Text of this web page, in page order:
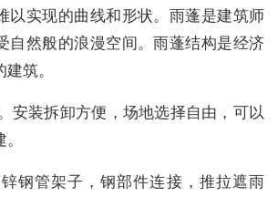
以实现的曲线和形状。雨蓬是建筑师
自然般的浪漫空间。雨蓬结构是经济
筑。
安装拆卸方便，场地选择自由，可以
钢管架子，钢部件连接，推拉遮雨